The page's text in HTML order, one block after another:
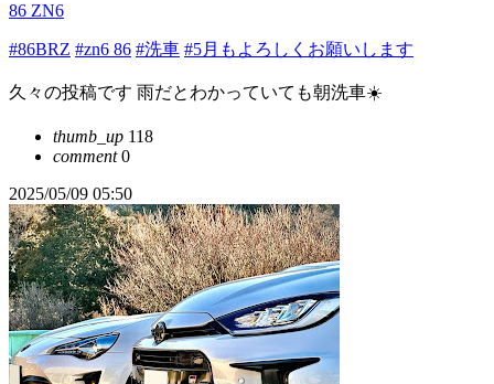
86 ZN6
#86BRZ #zn6 86 #洗車 #5月もよろしくお願いします
久々の投稿です 雨だとわかっていても朝洗車☀️
thumb_up 118
comment0
2025/05/09 05:50